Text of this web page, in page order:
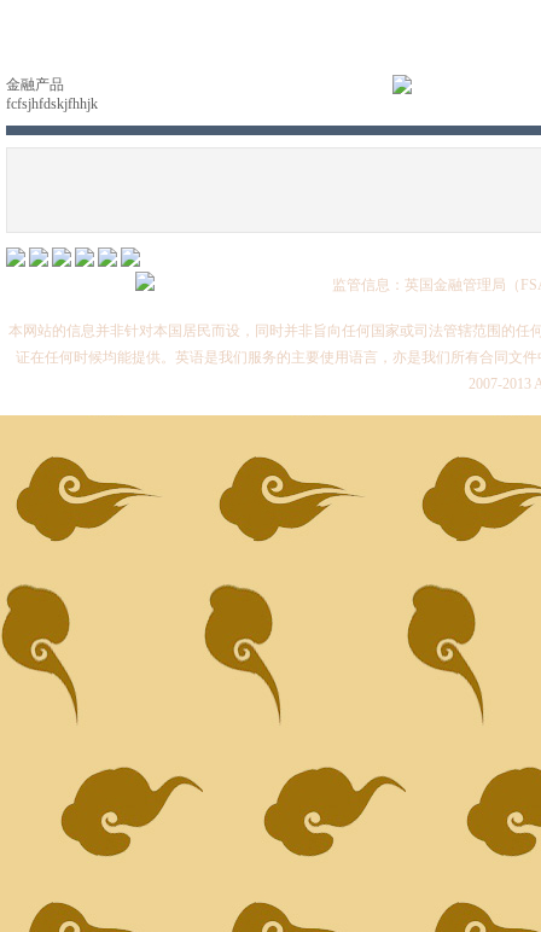
金融产品
fcfsjhfdskjfhhjk
监管信息：英国金融管理局（
本网站的信息并非针对本国居民而设，同时并非旨向任何国家或司法管辖范围的
证在任何时候均能提供。英语是我们服务的主要使用语言，亦是我们所有合同文
2007-2013